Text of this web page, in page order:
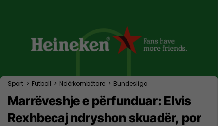
Sport > Futboll > Ndërkombëtare > Bundesliga
Marrëveshje e përfunduar: Elvis
Rexhbecaj ndryshon skuadër, por